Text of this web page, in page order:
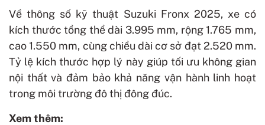
Về thông số kỹ thuật Suzuki Fronx 2025, xe có
kích thước tổng thể dài 3.995 mm, rộng 1.765 mm,
cao 1.550 mm, cùng chiều dài cơ sở đạt 2.520 mm.
Tỷ lệ kích thước hợp lý này giúp tối ưu không gian
nội thất và đảm bảo khả năng vận hành linh hoạt
trong môi trường đô thị đông đúc.
Xem thêm: